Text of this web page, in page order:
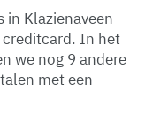
in Klazienaveen
In het
we nog 9 andere
met een